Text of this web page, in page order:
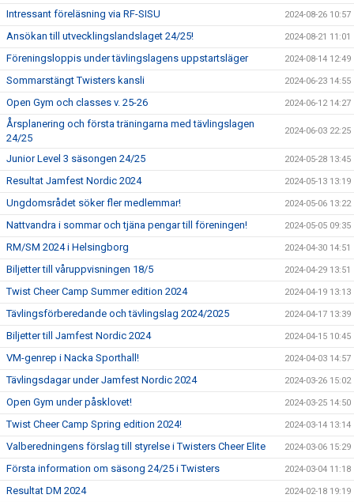
Intressant föreläsning via RF-SISU 2024-08-26 10:57
Ansökan till utvecklingslandslaget 24/25! 2024-08-21 11:01
Föreningsloppis under tävlingslagens uppstartsläger 2024-08-14 12:49
Sommarstängt Twisters kansli 2024-06-23 14:55
Open Gym och classes v. 25-26 2024-06-12 14:27
Årsplanering och första träningarna med tävlingslagen
24/25
2024-06-03 22:25
Junior Level 3 säsongen 24/25 2024-05-28 13:45
Resultat Jamfest Nordic 2024 2024-05-13 13:19
Ungdomsrådet söker fler medlemmar! 2024-05-06 13:22
Nattvandra i sommar och tjäna pengar till föreningen! 2024-05-05 09:35
RM/SM 2024 i Helsingborg 2024-04-30 14:51
Biljetter till våruppvisningen 18/5 2024-04-29 13:51
Twist Cheer Camp Summer edition 2024 2024-04-19 13:13
Tävlingsförberedande och tävlingslag 2024/2025 2024-04-17 13:39
Biljetter till Jamfest Nordic 2024 2024-04-15 10:45
VM-genrep i Nacka Sporthall! 2024-04-03 14:57
Tävlingsdagar under Jamfest Nordic 2024 2024-03-26 15:02
Open Gym under påsklovet! 2024-03-25 14:50
Twist Cheer Camp Spring edition 2024! 2024-03-14 13:14
Valberedningens förslag till styrelse i Twisters Cheer Elite 2024-03-06 15:29
Första information om säsong 24/25 i Twisters 2024-03-04 11:18
Resultat DM 2024 2024-02-18 19:19